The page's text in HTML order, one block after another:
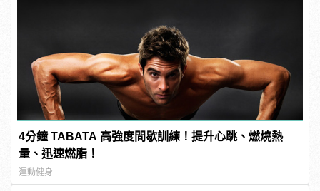
4分鐘 TABATA 高強度間歇訓練！提升心跳、燃燒熱
量、迅速燃脂！
運動健身